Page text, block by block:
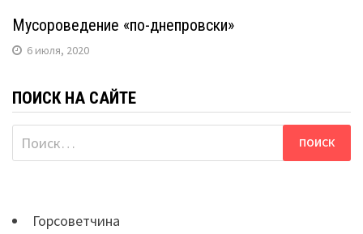
Мусороведение «по-днепровски»
6 июля, 2020
ПОИСК НА САЙТЕ
Найти:
Горсоветчина